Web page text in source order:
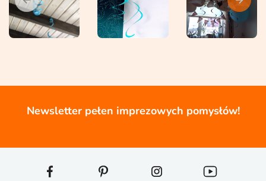
Newsletter pełen imprezowych pomysłów!